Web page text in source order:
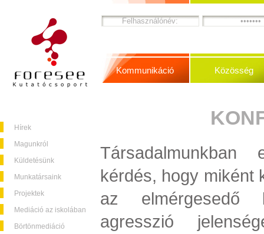
Hírek
Magunkról
Küldetésünk
Munkatársaink
Projektek
Mediáció az iskolában
Börtönmediáció
Kommunikáció Közösség
kérdés, hogy miként
az elmérgesedő
agresszió